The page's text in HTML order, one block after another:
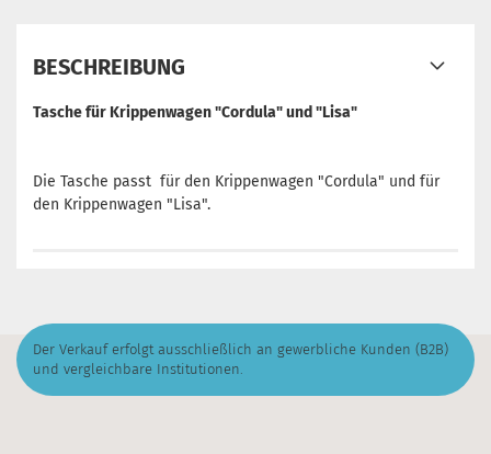
BESCHREIBUNG
Tasche für Krippenwagen "Cordula" und "Lisa"
Die Tasche passt für den Krippenwagen "Cordula" und für
den Krippenwagen "Lisa".
Der Verkauf erfolgt ausschließlich an gewerbliche Kunden (B2B)
und vergleichbare Institutionen.